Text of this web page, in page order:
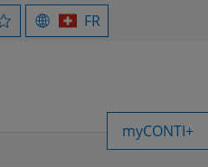
FR
myCONTI+